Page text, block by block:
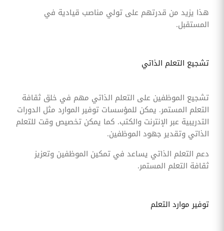
هذا يزيد من قدرتهم على تولي مناصب قيادية في
المستقبل.
تشجيع التعلم الذاتي
تشجيع الموظفين على التعلم الذاتي مهم في خلق ثقافة
التعلم المستمر. يمكن للمؤسسات توفير الموارد مثل الدورات
التدريبية عبر الإنترنت والكتب. كما يمكن تخصيص وقت للتعلم
الذاتي وتقدير جهود الموظفين.
دعم التعلم الذاتي يساعد في تمكين الموظفين وتعزيز
ثقافة التعلم المستمر.
توفير موارد التعلم